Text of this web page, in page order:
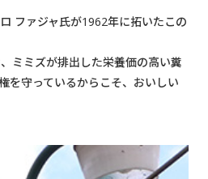
ファジャ氏が1962年に拓いたこの
ミミズが排出した栄養価の高い糞
を守っているからこそ、おいしい